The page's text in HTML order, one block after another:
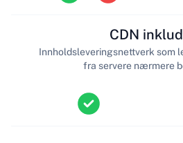
CDN
Innholdsleveringsnettverk som
fra servere nærmere